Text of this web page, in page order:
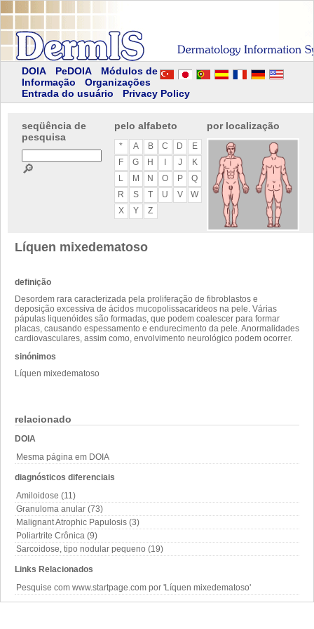
DOIA PeDOIA
Módulos de
Informação
Organizações
Entrada do usuário
Privacy Policy
seqüência de
pesquisa
🔎
pelo alfabeto
* A B C D
E
F
G H J
K
L
M N O P
Q
R
S T U V
W
X
Y Z
por localização
relacionado
DOIA
Mesma página em DOIA
diagnósticos diferenciais
Amiloidose (11)
Granuloma anular (73)
Malignant Atrophic Papulosis (3)
Poliartrite Crônica (9)
Sarcoidose, tipo nodular pequeno (19)
Links Relacionados
Pesquise com www.startpage.com por 'Líquen mixedematoso'
Líquen mixedematoso
definição
Desordem rara caracterizada pela proliferação de fibroblastos e
deposição excessiva de ácidos mucopolissacarídeos na pele. Várias
pápulas liquenóides são formadas, que podem coalescer para formar
placas, causando espessamento e endurecimento da pele. Anormalidades
cardiovasculares, assim como, envolvimento neurológico podem ocorrer.
sinónimos
Líquen mixedematoso